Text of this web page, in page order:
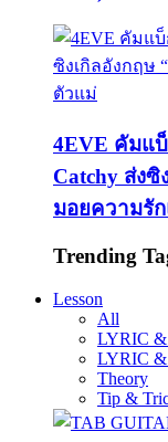
4EVE คัมแ
Catchy ส่งซิ
มอยความรั
Trending
Lesson
All
LYRIC
LYRIC
Theory
Tip &